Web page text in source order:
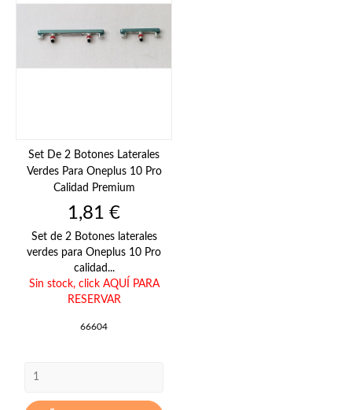
Set De 2 Botones Laterales
Verdes Para Oneplus 10 Pro
Calidad Premium
Precio
1,81 €
Set de 2 Botones laterales
verdes para Oneplus 10 Pro
calidad...
Sin stock, click AQUÍ PARA
RESERVAR
66604